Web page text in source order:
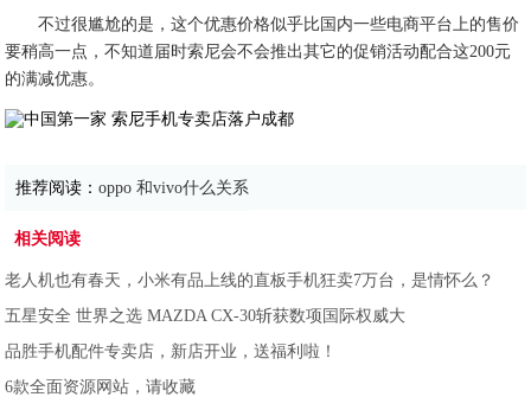
不过很尴尬的是，这个优惠价格似乎比国内一些电商平台上的售价
要稍高一点，不知道届时索尼会不会推出其它的促销活动配合这200元
的满减优惠。
推荐阅读：oppo 和vivo什么关系
相关阅读
老人机也有春天，小米有品上线的直板手机狂卖7万台，是情怀么？
五星安全 世界之选 MAZDA CX-30斩获数项国际权威大
品胜手机配件专卖店，新店开业，送福利啦！
6款全面资源网站，请收藏